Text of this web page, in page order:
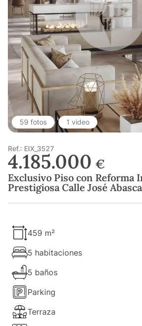
59 fotos 1 video
Ref.: EIX_3527
4.185.000 €
Exclusivo Piso con Reforma
Prestigiosa Calle José
459 m²
5 habitaciones
5 baños
Parking
Terraza